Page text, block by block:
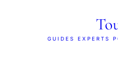
GUIDES EXPERTS